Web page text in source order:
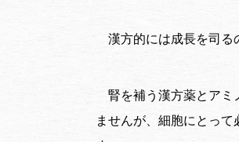
漢方的には成長を司る
腎を補う漢方薬とアミ
ませんが、細胞にとっ